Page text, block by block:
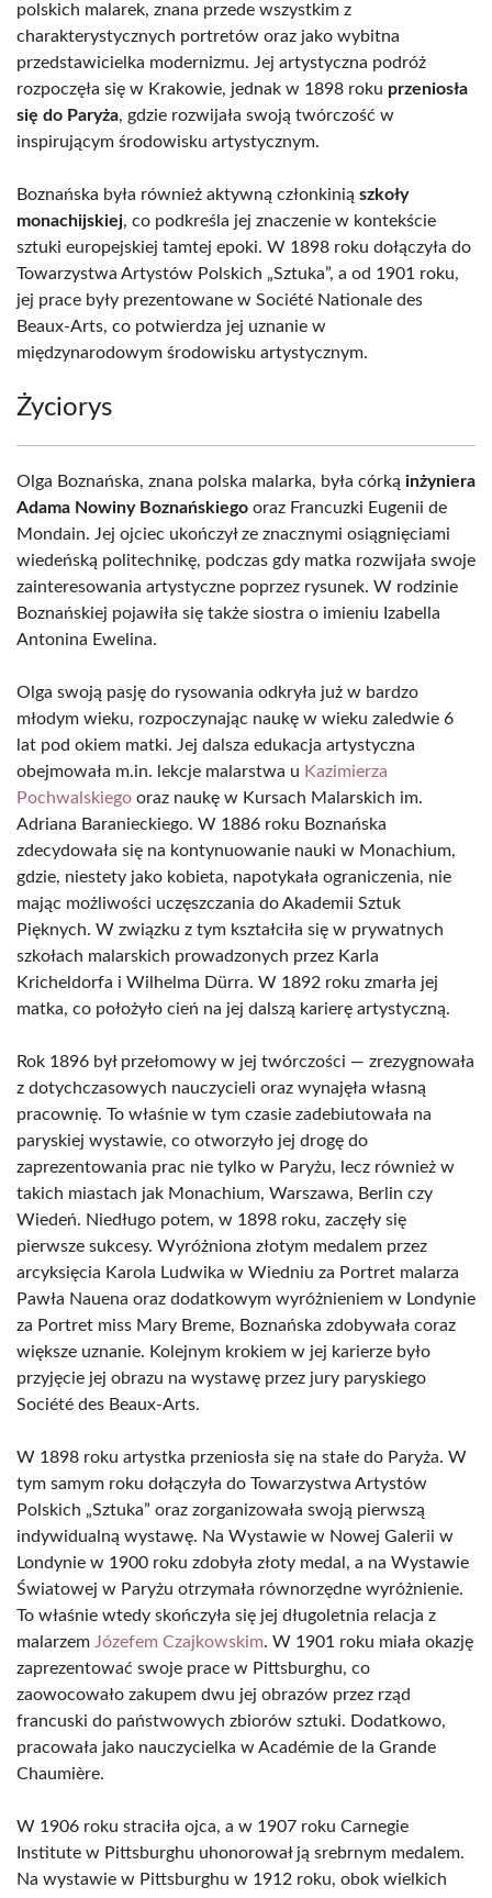
polskich malarek, znana przede wszystkim z
charakterystycznych portretów oraz jako wybitna
przedstawicielka modernizmu. Jej artystyczna podróż
rozpoczęła się w Krakowie, jednak w 1898 roku przeniosła
się do Paryża, gdzie rozwijała swoją twórczość w
inspirującym środowisku artystycznym.
Boznańska była również aktywną członkinią szkoły
monachijskiej, co podkreśla jej znaczenie w kontekście
sztuki europejskiej tamtej epoki. W 1898 roku dołączyła do
Towarzystwa Artystów Polskich „Sztuka”, a od 1901 roku,
jej prace były prezentowane w Société Nationale des
Beaux-Arts, co potwierdza jej uznanie w
międzynarodowym środowisku artystycznym.
Życiorys
Olga Boznańska, znana polska malarka, była córką inżyniera
Adama Nowiny Boznańskiego oraz Francuzki Eugenii de
Mondain. Jej ojciec ukończył ze znacznymi osiągnięciami
wiedeńską politechnikę, podczas gdy matka rozwijała swoje
zainteresowania artystyczne poprzez rysunek. W rodzinie
Boznańskiej pojawiła się także siostra o imieniu Izabella
Antonina Ewelina.
Olga swoją pasję do rysowania odkryła już w bardzo
młodym wieku, rozpoczynając naukę w wieku zaledwie 6
lat pod okiem matki. Jej dalsza edukacja artystyczna
obejmowała m.in. lekcje malarstwa u Kazimierza
Pochwalskiego oraz naukę w Kursach Malarskich im.
Adriana Baranieckiego. W 1886 roku Boznańska
zdecydowała się na kontynuowanie nauki w Monachium,
gdzie, niestety jako kobieta, napotykała ograniczenia, nie
mając możliwości uczęszczania do Akademii Sztuk
Pięknych. W związku z tym kształciła się w prywatnych
szkołach malarskich prowadzonych przez Karla
Kricheldorfa i Wilhelma Dürra. W 1892 roku zmarła jej
matka, co położyło cień na jej dalszą karierę artystyczną.
Rok 1896 był przełomowy w jej twórczości — zrezygnowała
z dotychczasowych nauczycieli oraz wynajęła własną
pracownię. To właśnie w tym czasie zadebiutowała na
paryskiej wystawie, co otworzyło jej drogę do
zaprezentowania prac nie tylko w Paryżu, lecz również w
takich miastach jak Monachium, Warszawa, Berlin czy
Wiedeń. Niedługo potem, w 1898 roku, zaczęły się
pierwsze sukcesy. Wyróżniona złotym medalem przez
arcyksięcia Karola Ludwika w Wiedniu za Portret malarza
Pawła Nauena oraz dodatkowym wyróżnieniem w Londynie
za Portret miss Mary Breme, Boznańska zdobywała coraz
większe uznanie. Kolejnym krokiem w jej karierze było
przyjęcie jej obrazu na wystawę przez jury paryskiego
Société des Beaux-Arts.
W 1898 roku artystka przeniosła się na stałe do Paryża. W
tym samym roku dołączyła do Towarzystwa Artystów
Polskich „Sztuka” oraz zorganizowała swoją pierwszą
indywidualną wystawę. Na Wystawie w Nowej Galerii w
Londynie w 1900 roku zdobyła złoty medal, a na Wystawie
Światowej w Paryżu otrzymała równorzędne wyróżnienie.
To właśnie wtedy skończyła się jej długoletnia relacja z
malarzem Józefem Czajkowskim. W 1901 roku miała okazję
zaprezentować swoje prace w Pittsburghu, co
zaowocowało zakupem dwu jej obrazów przez rząd
francuski do państwowych zbiorów sztuki. Dodatkowo,
pracowała jako nauczycielka w Académie de la Grande
Chaumière.
W 1906 roku straciła ojca, a w 1907 roku Carnegie
Institute w Pittsburghu uhonorował ją srebrnym medalem.
Na wystawie w Pittsburghu w 1912 roku, obok wielkich